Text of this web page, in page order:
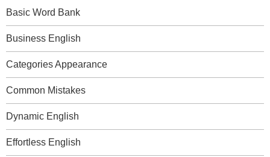
Basic Word Bank
Business English
Categories Appearance
Common Mistakes
Dynamic English
Effortless English